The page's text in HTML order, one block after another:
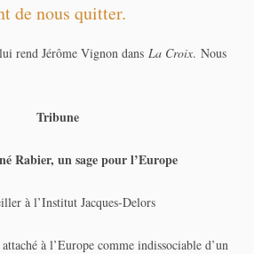
de nous quitter.
rend Jérôme Vignon dans La Croix. Nous
Tribune
Rabier, un sage pour l’Europe
à l’Institut Jacques-Delors
à l’Europe comme indissociable d’un